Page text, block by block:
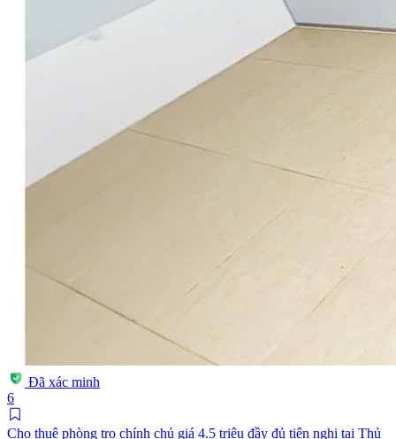
Đã xác minh
6
Cho thuê phòng trọ chính chủ giá 4.5 triệu đầy đủ tiện nghi tại Thủ